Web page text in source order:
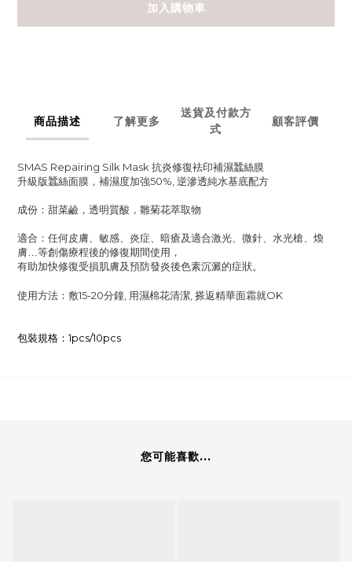
加入購物車
商品描述 了解更多
送貨及付款方
式
顧客評價
SMAS Repairing Silk Mask 抗炎修復袪印補濕蠶絲膜
升級版蠶絲面膜，補濕度加強50%, 逆滲透純水基底配方
成份：甜菜鹼，透明質酸，雛菊花萃取物
適合：任何皮膚、敏感、炎症、暗瘡及適合激光、微針、水光槍、煥
膚…等創傷療程後的修復期間使用，
有助加快修復受損肌膚及預防發炎後色素沉澱的症狀。
使用方法：敷15-20分鐘, 用濕棉花清潔, 搽返精華面霜就OK
包裝規格：1pcs/10pcs
您可能喜歡...